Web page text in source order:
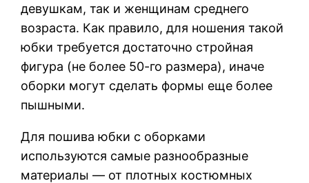
девушкам, так и женщинам среднего
возраста. Как правило, для ношения такой
юбки требуется достаточно стройная
фигура (не более 50-го размера), иначе
оборки могут сделать формы еще более
пышными.
Для пошива юбки с оборками
используются самые разнообразные
материалы — от плотных костюмных